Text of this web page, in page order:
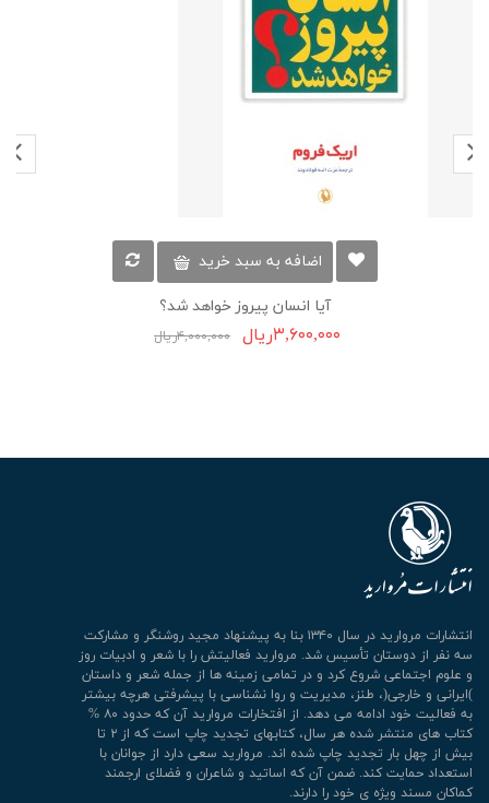
اضافه به سبد خرید
آیا انسان پیروز خواهد شد؟
۳,۶۰۰,۰۰۰ریال ۴,۰۰۰,۰۰۰ریال
انتشارات مروارید در سال ۱۳۴۰ بنا به پیشنهاد مجید روشنگر و مشارکت
سه نفر از دوستان تأسیس شد. مروارید فعالیتش را با شعر و ادبیات روز
و علوم اجتماعی شروع کرد و در تمامی زمینه ها از جمله شعر و داستان
)ایرانی و خارجی(، طنز، مدیریت و روا نشناسی با پیشرفتی هرچه بیشتر
به فعالیت خود ادامه می دهد. از افتخارات مروارید آن که حدود ۸۰ %
کتاب های منتشر شده هر سال، کتابهای تجدید چاپ است که از ۲ تا
بیش از چهل بار تجدید چاپ شده اند. مروارید سعی دارد از جوانان با
استعداد حمایت کند. ضمن آن که اساتید و شاعران و فضلای ارجمند
کماکان مسند ویژه ی خود را دارند.